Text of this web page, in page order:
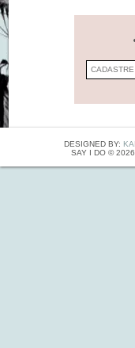
DESIGNED BY:
SAY I DO ©2026